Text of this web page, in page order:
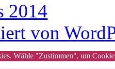
2014
von
Wähle "Zustimmen", um